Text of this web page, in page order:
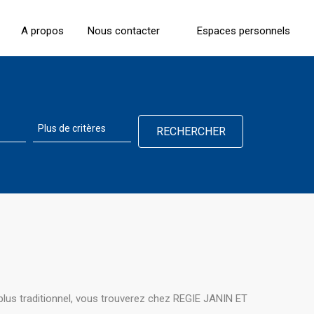
A propos Nous contacter Espaces personnels
traditionnel, vous trouverez chez REGIE JANIN ET